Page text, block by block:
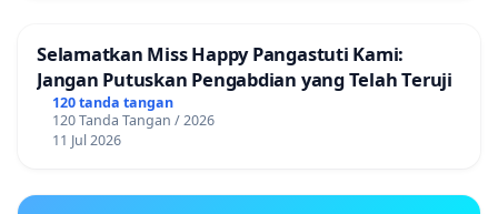
Selamatkan Miss Happy Pangastuti Kami:
Jangan Putuskan Pengabdian yang Telah Teruji
120 tanda tangan
120 Tanda Tangan / 2026
11 Jul 2026